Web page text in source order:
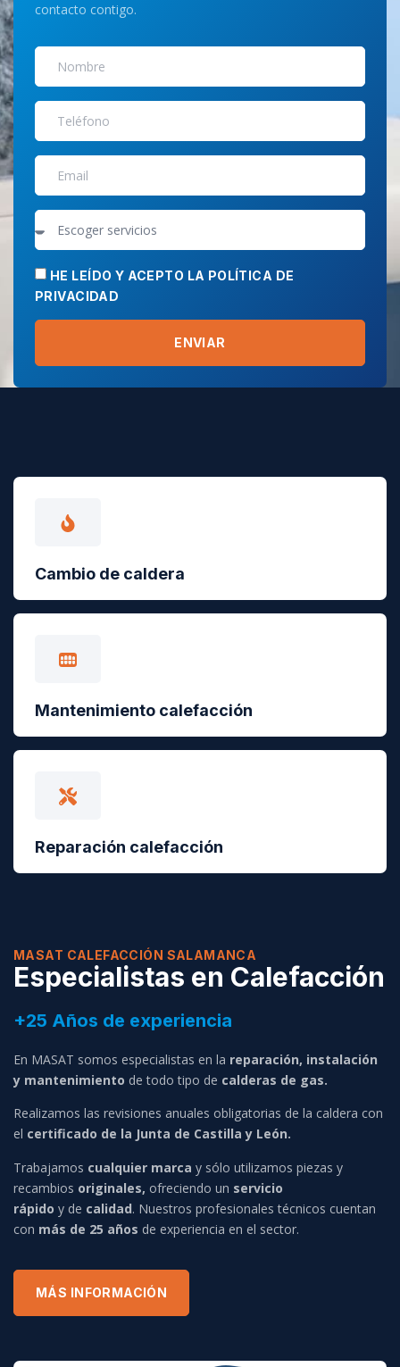
contacto contigo.
HE LEÍDO Y ACEPTO LA POLÍTICA DE
PRIVACIDAD
ENVIAR
Cambio de caldera
Mantenimiento calefacción
Reparación calefacción
MASAT CALEFACCIÓN SALAMANCA
Especialistas en Calefacción
+25 Años de experiencia
En MASAT somos especialistas en la reparación, instalación
y mantenimiento de todo tipo de calderas de gas.
Realizamos las revisiones anuales obligatorias de la caldera con
el certificado de la Junta de Castilla y León.
Trabajamos cualquier marca y sólo utilizamos piezas y
recambios originales, ofreciendo un servicio
rápido y de calidad. Nuestros profesionales técnicos cuentan
con más de 25 años de experiencia en el sector.
MÁS INFORMACIÓN